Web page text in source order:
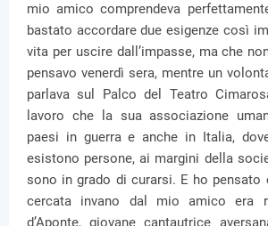
mio amico comprendeva
bastato accordare due esigenze così
vita per uscire dall’impasse, ma che
pensavo venerdì sera, mentre un
parlava sul Palco del Teatro
lavoro che la sua associazione
paesi in guerra e anche in Italia,
esistono persone, ai margini della
sono in grado di curarsi. E ho pensato
cercata invano dal mio amico era
d’Aponte, giovane cantautrice